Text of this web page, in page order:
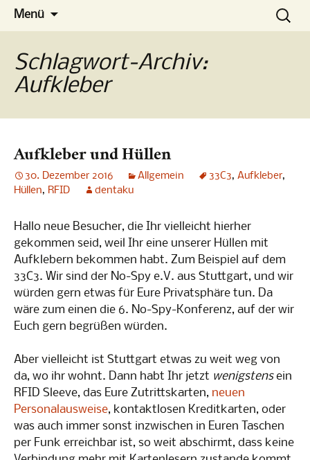
Zum
InhaltNo-Spy
Die Konferenz
Menü
Suchen
nach:
Schlagwort-Archiv:
Aufkleber
Aufkleber und Hüllen
30. Dezember 2016 Allgemein 33C3, Aufkleber,
Hüllen, RFID dentaku
Hallo neue Besucher, die Ihr vielleicht hierher
gekommen seid, weil Ihr eine unserer Hüllen mit
Aufklebern bekommen habt. Zum Beispiel auf dem
33C3. Wir sind der No-Spy e.V. aus Stuttgart, und wir
würden gern etwas für Eure Privatsphäre tun. Da
wäre zum einen die 6. No-Spy-Konferenz, auf der wir
Euch gern begrüßen würden.
Aber vielleicht ist Stuttgart etwas zu weit weg von
da, wo ihr wohnt. Dann habt Ihr jetzt wenigstensein
RFID Sleeve, das Eure Zutrittskarten, neuen
Personalausweise, kontaktlosen Kreditkarten, oder
was auch immer sonst inzwischen in Euren Taschen
per Funk erreichbar ist, so weit abschirmt, dass keine